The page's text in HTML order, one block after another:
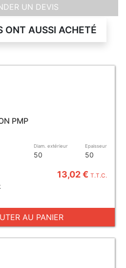
UN DEVIS
ONT AUSSI ACHETÉ
PMP
Diam. extérieur
50
Epaisseur
50
13,02 €T.T.C.
AU PANIER